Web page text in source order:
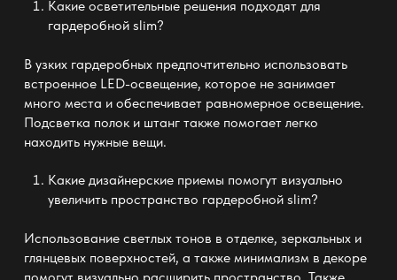
Какие осветительные решения подходят для
гардеробной slim?
В узких гардеробных предпочтительно использовать
встроенное LED-освещение, которое не занимает
много места и обеспечивает равномерное освещение.
Подсветка полок и штанг также помогает легко
находить нужные вещи.
Какие дизайнерские приемы помогут визуально
увеличить пространство гардеробной slim?
Использование светлых тонов в отделке, зеркальных и
глянцевых поверхностей, а также минимализм в декоре